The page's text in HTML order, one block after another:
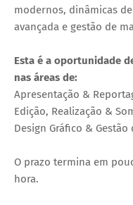
modernos, dinâmicas
avançada e gestão de
Esta é a oportunidade
nas áreas de:
Apresentação &
Edição, Realização &
Design Gráfico & Gestão
O prazo termina em
hora.